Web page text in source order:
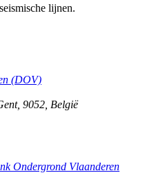
lijnen.
(DOV)
, 9052 België
Ondergrond Vlaanderen